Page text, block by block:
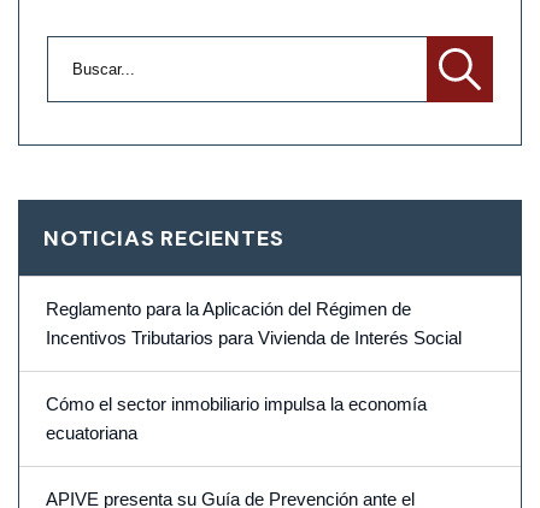
NOTICIAS RECIENTES
Reglamento para la Aplicación del Régimen de
Incentivos Tributarios para Vivienda de Interés Social
Cómo el sector inmobiliario impulsa la economía
ecuatoriana
APIVE presenta su Guía de Prevención ante el